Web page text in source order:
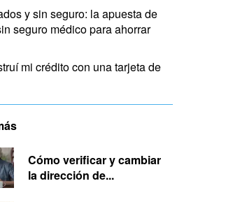
y sin seguro: la apuesta de
seguro médico para ahorrar
mi crédito con una tarjeta de
Cómo verificar y cambiar
la dirección de...